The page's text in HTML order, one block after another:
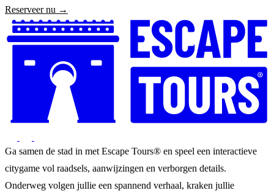
Reserveer nu →
Ga samen de stad in met Escape Tours® en speel een interactieve
citygame vol raadsels, aanwijzingen en verborgen details.
Onderweg volgen jullie een spannend verhaal, kraken jullie